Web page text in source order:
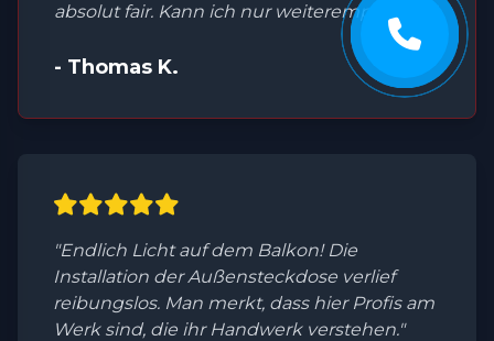
absolut fair. Kann ich nur weiterempfehlen."
- Thomas K.
"Endlich Licht auf dem Balkon! Die
Installation der Außensteckdose verlief
reibungslos. Man merkt, dass hier Profis am
Werk sind, die ihr Handwerk verstehen."